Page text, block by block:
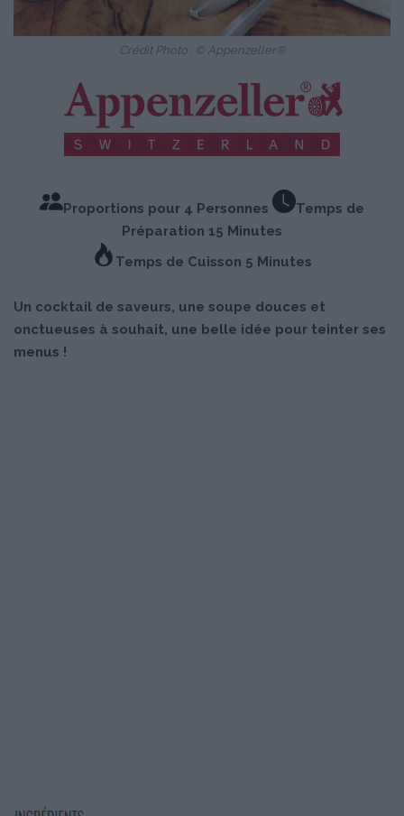
Crédit Photo : © Appenzeller®
Proportions pour 4 Personnes
Temps de
Préparation 15 Minutes
Temps de Cuisson 5 Minutes
Un cocktail de saveurs, une soupe douces et
onctueuses à souhait, une belle idée pour teinter ses
menus !